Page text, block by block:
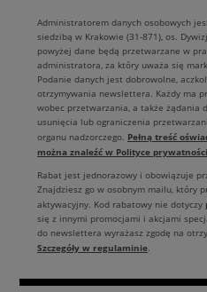
Administratorem danych osobowych
siedzibą w Krakowie (31-871), os.
powyżej dane będą przetwarzane w
administratora, za który uważa się
Podanie danych jest dobrowolne,
otrzymywania newslettera. Każdy ma
wobec przetwarzania, a także żądania
usunięcia lub ograniczenia
organu nadzorczego. Pełną treść
można znaleźć w Polityce
Rabat jest jednorazowy i obowiązuje
Znajdziesz go w osobnym mailu, który
aktywacyjny. Kod rabatowy nie dotyczy
się z innymi promocjami i akcjami
do newslettera wyrażasz zgodę na
Szczegóły w regulaminie.